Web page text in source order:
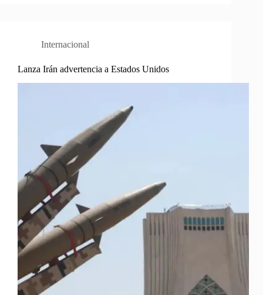
Internacional
Lanza Irán advertencia a Estados Unidos